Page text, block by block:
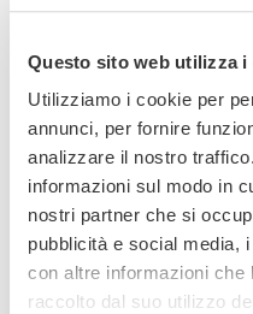
Questo sito web utilizza i
Utilizziamo i cookie per
annunci, per fornire
analizzare il nostro
informazioni sul modo in
nostri partner che si
pubblicità e social media,
con altre informazioni che
raccolto dal suo utilizzo
Deliziosi snack
senza cereali, ricchi
incredibilmente
Carnitina e sono il
per cani attivi di tutte
aggiunti. Senza